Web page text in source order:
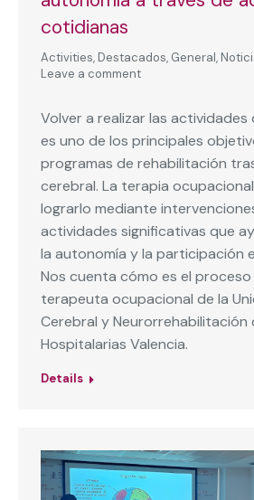
cotidianas
Activities, Destacados, General,
Leave a comment
Volver a realizar las actividades
es uno de los principales
programas de rehabilitación
cerebral. La terapia
lograrlo mediante
actividades significativas que
la autonomía y la participación
Nos cuenta cómo es el proceso
terapeuta ocupacional de la
Cerebral y Neurorrehabilitación
Hospitalarias Valencia.
Details